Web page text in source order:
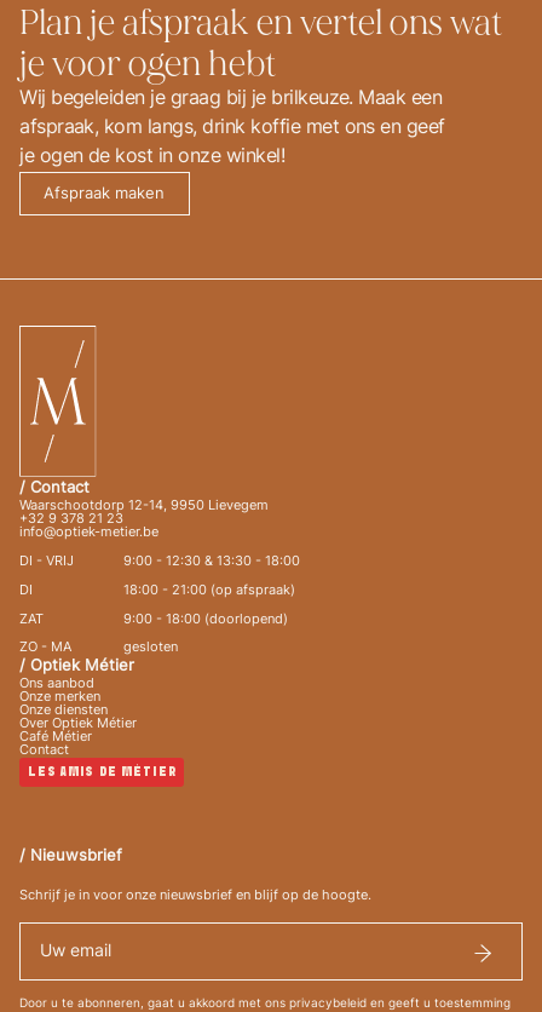
doorsturen naar een oogarts, indien
Plan je afspraak en vertel ons wat
je voor ogen hebt
Wij begeleiden je graag bij je brilkeuze. Maak een
afspraak, kom langs, drink koffie met ons en geef
je ogen de kost in onze winkel!
Afspraak maken
/ Contact
Waarschootdorp 12-14, 9950 Lievegem
+32 9 378 21 23
info@optiek-metier.be
DI - VRIJ 9:00 - 12:30 & 13:30 - 18:00
DI 18:00 - 21:00 (op afspraak)
ZAT 9:00 - 18:00 (doorlopend)
ZO - MA gesloten
/ Optiek Métier
Ons aanbod
Onze merken
Onze diensten
Over Optiek Métier
Café Métier
Contact
LES AMIS DE MÉTIER
/ Nieuwsbrief
Schrijf je in voor onze nieuwsbrief en blijf op de hoogte.
Door u te abonneren, gaat u akkoord met ons privacybeleid en geeft u toestemming